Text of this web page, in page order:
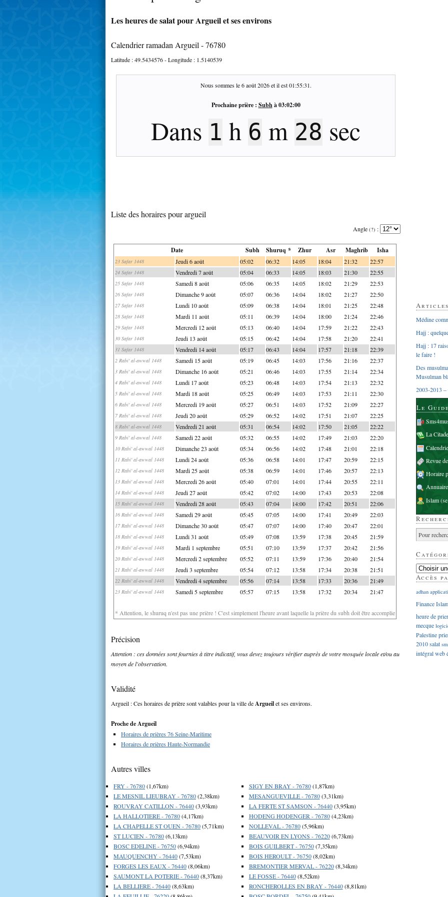
Les heures de salat pour Argueil et ses environs
Calendrier ramadan Argueil - 76780
Latitude :49.5434576- Longitude : 1.5140539
Nous sommes le6 août 2026et il est01:55:31.
Prochaine prière : Subhà03:02:00
Dans 1 h 6 m 28 sec
Liste des horaires pour argueil
Angle (?) :
Date Subh Shuruq * Zhur Asr Maghrib Isha
23 Safar 1448 Jeudi 6 août 05:02 06:32 14:05 18:04 21:32 22:57
24 Safar 1448 Vendredi 7 août 05:04 06:33 14:05 18:03 21:30 22:55
25 Safar 1448 Samedi 8 août 05:06 06:35 14:05 18:02 21:29 22:53
26 Safar 1448 Dimanche 9 août 05:07 06:36 14:04 18:02 21:27 22:50
27 Safar 1448 Lundi 10 août 05:09 06:38 14:04 18:01 21:25 22:48
28 Safar 1448 Mardi 11 août 05:11 06:39 14:04 18:00 21:24 22:46
29 Safar 1448 Mercredi 12 août 05:13 06:40 14:04 17:59 21:22 22:43
30 Safar 1448 Jeudi 13 août 05:15 06:42 14:04 17:58 21:20 22:41
31 Safar 1448 Vendredi 14 août 05:17 06:43 14:04 17:57 21:18 22:39
2 Rabi' al-awwal 1448 Samedi 15 août 05:19 06:45 14:03 17:56 21:16 22:37
3 Rabi' al-awwal 1448 Dimanche 16 août 05:21 06:46 14:03 17:55 21:14 22:34
4 Rabi' al-awwal 1448 Lundi 17 août 05:23 06:48 14:03 17:54 21:13 22:32
5 Rabi' al-awwal 1448 Mardi 18 août 05:25 06:49 14:03 17:53 21:11 22:30
6 Rabi' al-awwal 1448 Mercredi 19 août 05:27 06:51 14:03 17:52 21:09 22:27
7 Rabi' al-awwal 1448 Jeudi 20 août 05:29 06:52 14:02 17:51 21:07 22:25
8 Rabi' al-awwal 1448 Vendredi 21 août 05:31 06:54 14:02 17:50 21:05 22:22
9 Rabi' al-awwal 1448 Samedi 22 août 05:32 06:55 14:02 17:49 21:03 22:20
10 Rabi' al-awwal 1448 Dimanche 23 août 05:34 06:56 14:02 17:48 21:01 22:18
11 Rabi' al-awwal 1448 Lundi 24 août 05:36 06:58 14:01 17:47 20:59 22:15
12 Rabi' al-awwal 1448 Mardi 25 août 05:38 06:59 14:01 17:46 20:57 22:13
13 Rabi' al-awwal 1448 Mercredi 26 août 05:40 07:01 14:01 17:44 20:55 22:11
14 Rabi' al-awwal 1448 Jeudi 27 août 05:42 07:02 14:00 17:43 20:53 22:08
15 Rabi' al-awwal 1448 Vendredi 28 août 05:43 07:04 14:00 17:42 20:51 22:06
16 Rabi' al-awwal 1448 Samedi 29 août 05:45 07:05 14:00 17:41 20:49 22:03
17 Rabi' al-awwal 1448 Dimanche 30 août 05:47 07:07 14:00 17:40 20:47 22:01
18 Rabi' al-awwal 1448 Lundi 31 août 05:49 07:08 13:59 17:38 20:45 21:59
19 Rabi' al-awwal 1448 Mardi 1 septembre 05:51 07:10 13:59 17:37 20:42 21:56
20 Rabi' al-awwal 1448 Mercredi 2 septembre 05:52 07:11 13:59 17:36 20:40 21:54
21 Rabi' al-awwal 1448 Jeudi 3 septembre 05:54 07:12 13:58 17:34 20:38 21:51
22 Rabi' al-awwal 1448 Vendredi 4 septembre 05:56 07:14 13:58 17:33 20:36 21:49
23 Rabi' al-awwal 1448 Samedi 5 septembre 05:57 07:15 13:58 17:32 20:34 21:47
* Attention, le shuruq n'est pas une prière ! C'est simplement l'heure avant laquelle la prière du subh doit être accomplie
Précision
Attention : ces données sont fournies à titre indicatif, vous devez toujours vérifier auprès de votre mosquée locale et/ou au
moyen de l'observation.
Validité
Argueil : Ces horaires de prière sont valables pour la ville deArgueilet ses environs.
Proche de Argueil
Horaires de prières 76 Seine-Maritime
Horaires de prières Haute-Normandie
Autres villes
FRY - 76780(1,67km)
LE MESNIL LIEUBRAY - 76780(2,38km)
ROUVRAY CATILLON - 76440(3,93km)
LA HALLOTIERE - 76780(4,17km)
LA CHAPELLE ST OUEN - 76780(5,71km)
ST LUCIEN - 76780(6,13km)
BOSC EDELINE - 76750(6,94km)
MAUQUENCHY - 76440(7,53km)
FORGES LES EAUX - 76440(8,06km)
SAUMONT LA POTERIE - 76440(8,37km)
LA BELLIERE - 76440(8,63km)
SIGY EN BRAY - 76780(1,87km)
MESANGUEVILLE - 76780(3,31km)
LA FERTE ST SAMSON - 76440(3,95km)
HODENG HODENGER - 76780(4,23km)
NOLLEVAL - 76780(5,96km)
BEAUVOIR EN LYONS - 76220(6,73km)
BOIS GUILBERT - 76750(7,35km)
BOIS HEROULT - 76750(8,02km)
BREMONTIER MERVAL - 76220(8,34km)
LE FOSSE - 76440(8,52km)
RONCHEROLLES EN BRAY - 76440(8,81km)
Médine
Hajj :
Hajj : 17
le faire !
Des
Musulman
2003-2013 –
Le
La
Revue
Horaire
Islam
Accès
adhan
Finance
heure de
mecque
Palestine
2010salat
intégralweb